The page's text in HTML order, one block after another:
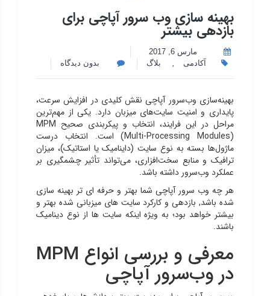
بهینه سازی وب سرور آپاچی برای
بازدهی بیشتر
مارس 6, 2017
آکادمی
, بلاگ بدون دیدگاه
بهینه‌سازی وب‌سرور آپاچی نقش کلیدی در افزایش سرعت،
پایداری و امنیت سایت‌های میزبان دارد. یکی از مهم‌ترین
مراحل در این فرایند، انتخاب و پیکربندی صحیح MPM
(Multi-Processing Modules) است. انتخاب درست
ماژول‌ها بسته به نوع سایت (داینامیک یا استاتیک)، میزان
ترافیک و منابع سخت‌افزاری، می‌تواند تأثیر چشمگیری بر
عملکرد وب‌سرور داشته باشد.
هر چه وب سرور آپاچی شما بهتر و حرفه ای تر بهینه سازی
شده باشد, بازدهی و کارکرد سایت های میزبانی شده بهتر و
بیشتر خواهد بود؛ به ویژه اینکه سایت ها از نوع دینامیک
باشند.
معرفی و بررسی انواع MPM
در وب‌سرور آپاچی